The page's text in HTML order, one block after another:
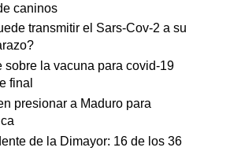
caninos
transmitir el Sars-Cov-2 a su
sobre la vacuna para covid-19
final
presionar a Maduro para
de la Dimayor: 16 de los 36